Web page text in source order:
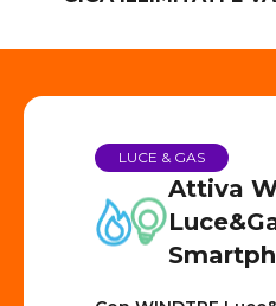
LUCE & GAS
Attiva